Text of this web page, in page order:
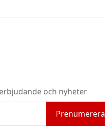
och nyheter
Prenumerera